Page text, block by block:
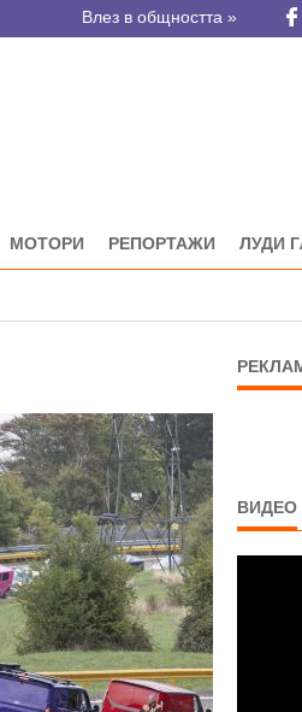
Влез в общността »
МОТОРИ РЕПОРТАЖИ ЛУДИ
ВИДЕО